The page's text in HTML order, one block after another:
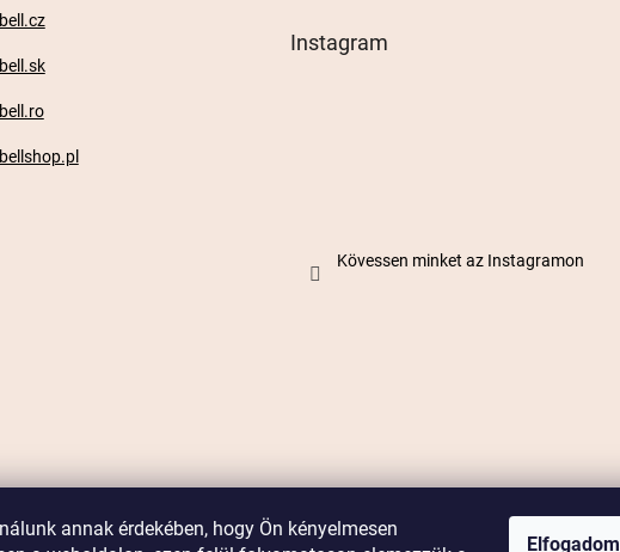
annak érdekében, hogy Ön kényelmesen
Elfogadom
Instagram
Kövessen minket az Instagramon